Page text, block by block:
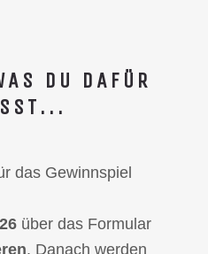
DU DAFÜR
das Gewinnspiel
über das Formular
. Danach werden